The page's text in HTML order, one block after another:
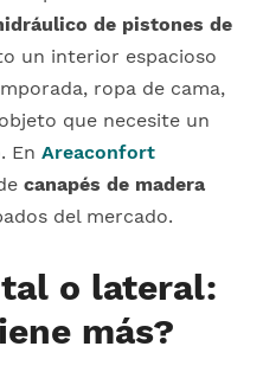
de pistones de
un interior espacioso
ropa de cama,
que necesite un
En Areaconfort
canapés de madera
del mercado.
o lateral:
más?